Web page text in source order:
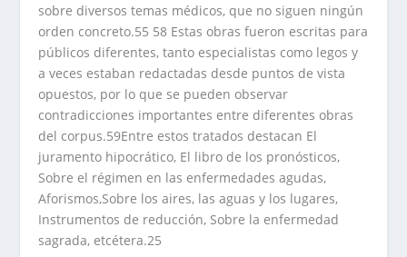
sobre diversos temas médicos, que no siguen ningún
orden concreto.55 58 Estas obras fueron escritas para
públicos diferentes, tanto especialistas como legos y
a veces estaban redactadas desde puntos de vista
opuestos, por lo que se pueden observar
contradicciones importantes entre diferentes obras
del corpus.59Entre estos tratados destacan El
juramento hipocrático, El libro de los pronósticos,
Sobre el régimen en las enfermedades agudas,
Aforismos,Sobre los aires, las aguas y los lugares,
Instrumentos de reducción, Sobre la enfermedad
sagrada, etcétera.25